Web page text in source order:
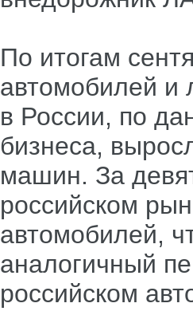
По итогам
автомобилей и
в России, по
бизнеса,
машин. За
российском
автомобилей,
аналогичный
российском